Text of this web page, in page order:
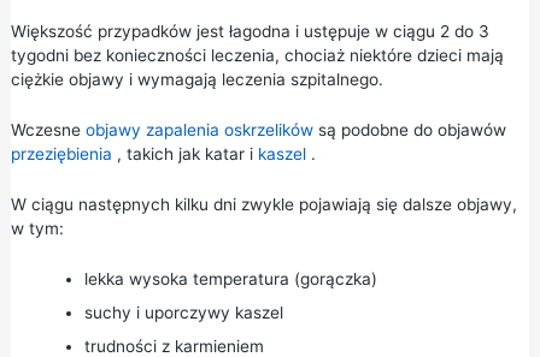
Większość przypadków jest łagodna i ustępuje w ciągu 2 do 3
tygodni bez konieczności leczenia, chociaż niektóre dzieci mają
ciężkie objawy i wymagają leczenia szpitalnego.
Wczesne objawy zapalenia oskrzelikówsą podobne do objawów
przeziębienia , takich jak katar i kaszel.
W ciągu następnych kilku dni zwykle pojawiają się dalsze objawy,
w tym:
lekka wysoka temperatura (gorączka)
suchy i uporczywy kaszel
trudności z karmieniem